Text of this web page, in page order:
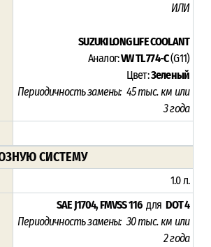
ИЛИ
SUZUKI LONG LIFE COOLANT
Аналог:VW TL 774-C(G11)
Цвет:Зеленый
Периодичность замены: 45тыс. км или
3года
СИСТЕМУ
1.0 л.
SAE J1704, FMVSS 116дляDOT 4
Периодичность замены: 30 тыс. км или
2 года